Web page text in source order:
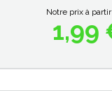
Prix
Notre prix à
1,99